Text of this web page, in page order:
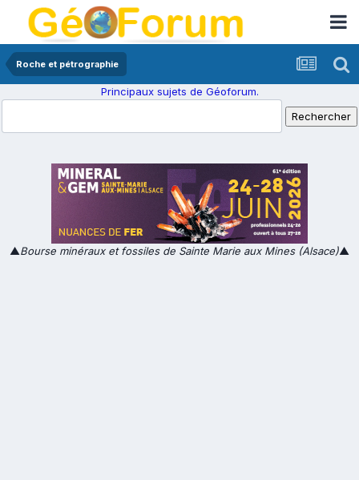
Roche et pétrographie
Principaux sujets de Géoforum.
▲Bourse minéraux et fossiles de Sainte Marie aux Mines (Alsace)▲